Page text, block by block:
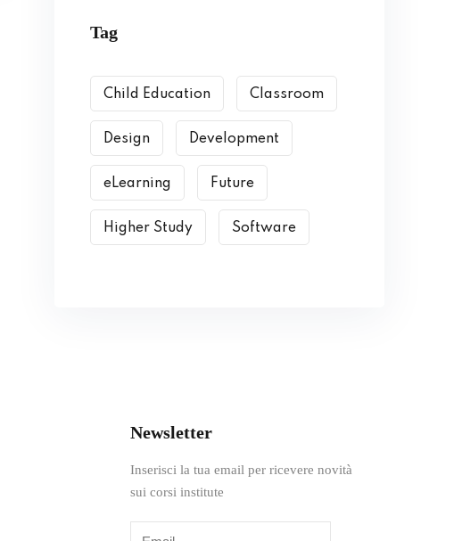
Tag
Child Education Classroom
Design Development
eLearning Future
Higher Study Software
Newsletter
Inserisci la tua email per ricevere novità
sui corsi institute